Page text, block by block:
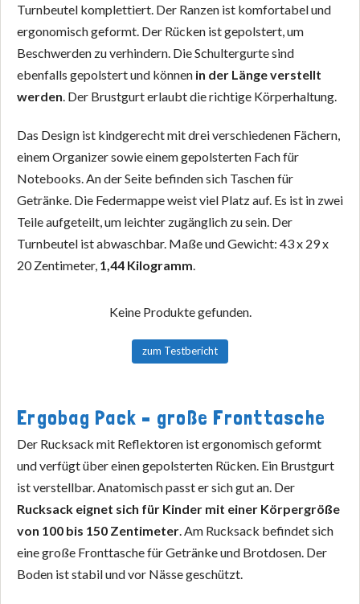
Turnbeutel komplettiert. Der Ranzen ist komfortabel und
ergonomisch geformt. Der Rücken ist gepolstert, um
Beschwerden zu verhindern. Die Schultergurte sind
ebenfalls gepolstert und können in der Länge verstellt
werden . Der Brustgurt erlaubt die richtige Körperhaltung.
Das Design ist kindgerecht mit drei verschiedenen Fächern,
einem Organizer sowie einem gepolsterten Fach für
Notebooks. An der Seite befinden sich Taschen für
Getränke. Die Federmappe weist viel Platz auf. Es ist in zwei
Teile aufgeteilt, um leichter zugänglich zu sein. Der
Turnbeutel ist abwaschbar. Maße und Gewicht: 43 x 29 x
20 Zentimeter, 1,44 Kilogramm
Keine Produkte gefunden.
zum Testbericht
Ergobag Pack – große Fronttasche
Der Rucksack mit Reflektoren ist ergonomisch geformt
und verfügt über einen gepolsterten Rücken. Ein Brustgurt
ist verstellbar. Anatomisch passt er sich gut an. Der
Rucksack eignet sich für Kinder mit einer Körpergröße
von 100 bis 150 Zentimeter. Am Rucksack befindet sich
eine große Fronttasche für Getränke und Brotdosen. Der
Boden ist stabil und vor Nässe geschützt.